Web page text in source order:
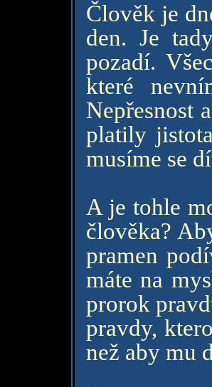
Člověk je
den. Je
pozadí.
které
Nepřesnost
platily
musíme se
A je tohle
člověka?
pramen
máte na
prorok
pravdy,
než aby mu